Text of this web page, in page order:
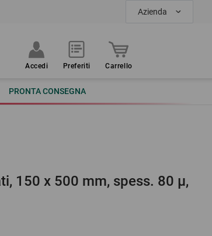
Azienda
Accedi Preferiti Carrello
PRONTA CONSEGNA
150 x 500 mm, spess. 80 µ,